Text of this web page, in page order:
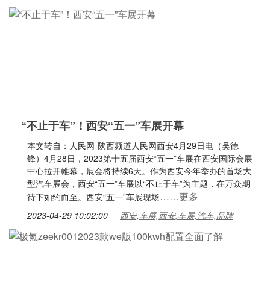
“不止于车”！西安“五一”车展开幕
本文转自：人民网-陕西频道人民网西安4月29日电（吴德
锋）4月28日，2023第十五届西安“五一”车展在西安国际会展
中心拉开帷幕，展会将持续6天。作为西安今年举办的首场大
型汽车展会，西安“五一”车展以“不止于车”为主题，在万众期
待下如约而至。西安“五一”车展现场……更多
2023-04-29 10:02:00 西安,车展,西安,车展,汽车,品牌